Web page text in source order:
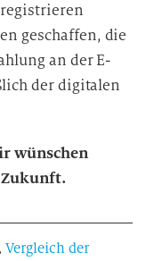
geschaffen, die
an der E-
der digitalen
wünschen
Zukunft.
Vergleich der